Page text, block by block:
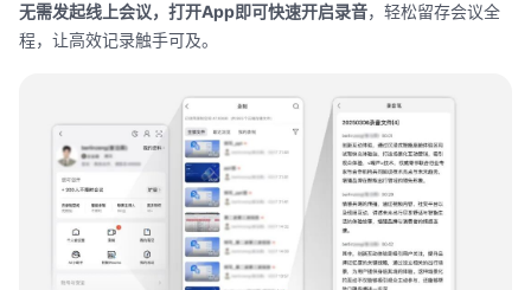
无需发起线上会议，打开App即可快速开启录音，轻松留存会议全
程，让高效记录触手可及。